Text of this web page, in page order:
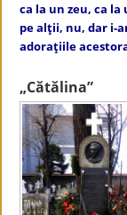
ca la un zeu, ca
pe alţii, nu, dar i-
adoraţiile
„Cătălina”